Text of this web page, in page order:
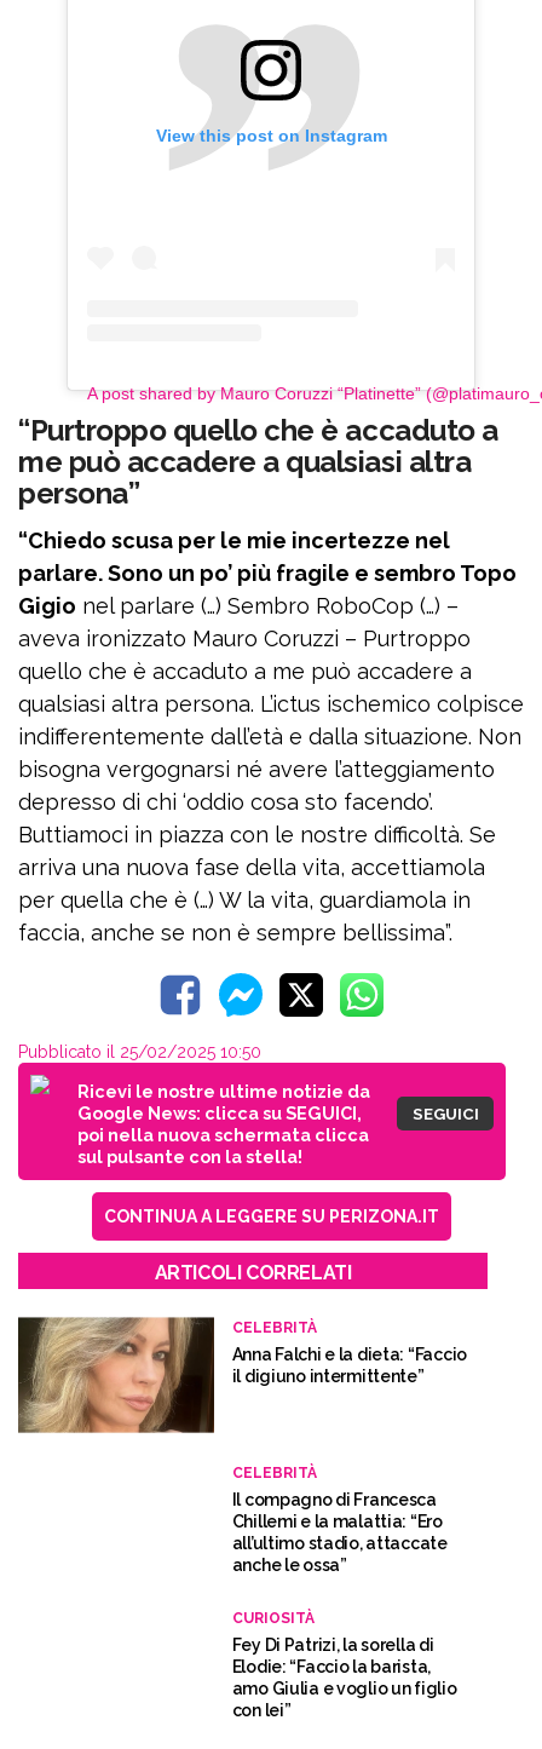
View this post on Instagram
A post shared by Mauro Coruzzi “Platinette”
“Purtroppo quello che è accaduto a
me può accadere a qualsiasi altra
persona”
“Chiedo scusa per le mie incertezze nel
parlare. Sono un po’ più fragile e sembro Topo
Gigio nel parlare (…) Sembro RoboCop (…) –
aveva ironizzato Mauro Coruzzi – Purtroppo
quello che è accaduto a me può accadere a
qualsiasi altra persona. L’ictus ischemico colpisce
indifferentemente dall’età e dalla situazione. Non
bisogna vergognarsi né avere l’atteggiamento
depresso di chi ‘oddio cosa sto facendo’.
Buttiamoci in piazza con le nostre difficoltà. Se
arriva una nuova fase della vita, accettiamola
per quella che è (…) W la vita, guardiamola in
faccia, anche se non è sempre bellissima”.
Pubblicato il 25/02/2025 10:50
Ricevi le nostre ultime notizie da
Google News: clicca su SEGUICI,
poi nella nuova schermata clicca
sul pulsante con la stella!
SEGUICI
CONTINUA A LEGGERE SU PERIZONA.IT
ARTICOLI CORRELATI
CELEBRITÀ
Anna Falchi e la dieta: “Faccio
il digiuno intermittente”
CELEBRITÀ
Il compagno di Francesca
Chillemi e la malattia: “Ero
all’ultimo stadio, attaccate
anche le ossa”
CURIOSITÀ
Fey Di Patrizi, la sorella di
Elodie: “Faccio la barista,
amo Giulia e voglio un figlio
con lei”